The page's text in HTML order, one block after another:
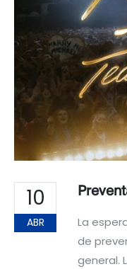
10
ABR
La
de
general.